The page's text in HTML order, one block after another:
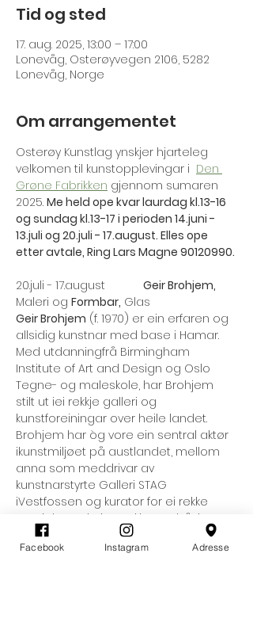
Tid og sted
17. aug. 2025, 13:00 – 17:00
Lonevåg, Osterøyvegen 2106, 5282
Lonevåg, Norge
Om arrangementet
Osterøy Kunstlag ynskjer hjarteleg
velkomen til kunstopplevingar i Den
Grøne Fabrikken gjennom sumaren
2025. Me held ope kvar laurdag kl.13-16
og sundag kl.13-17 i perioden 14.juni -
13.juli og 20.juli - 17.august. Elles ope
etter avtale, Ring Lars Magne 90120990.
20.juli - 17.august Geir Brohjem,
Maleri og Formbar, Glas
Geir Brohjem (f. 1970) er ein erfaren og
allsidig kunstnar med base i Hamar.
Med utdanningfrå Birmingham
Institute of Art and Design og Oslo
Tegne- og maleskole, har Brohjem
stilt ut iei rekkje galleri og
kunstforeiningar over heile landet.
Brohjem har òg vore ein sentral aktør
ikunstmiljøet på austlandet, mellom
anna som meddrivar av
kunstnarstyrte Galleri STAG
iVestfossen og kurator for ei rekke
prosjekt. Med eit uttrykk som både er
poetisk og stofflegforankra, inviterer
han betraktaren inn i landskap fylt av i
Facebook Instagram Adresse